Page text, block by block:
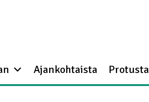
Ajankohtaista Protusta